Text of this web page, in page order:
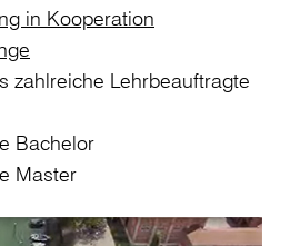
in Kooperation
zahlreiche Lehrbeauftragte
Bachelor
Master